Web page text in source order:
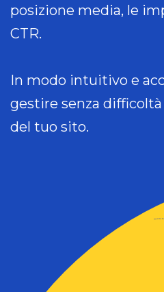
posizione media, le
CTR.
In modo intuitivo e
gestire senza
del tuo sito.